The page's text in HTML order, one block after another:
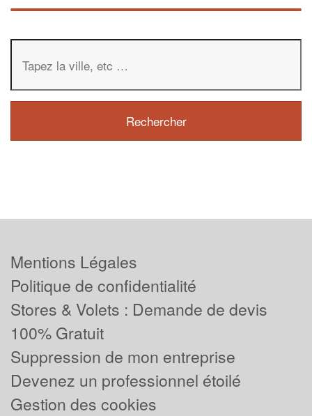
Mentions Légales
Politique de confidentialité
Stores & Volets : Demande de devis
100% Gratuit
Suppression de mon entreprise
Devenez un professionnel étoilé
Gestion des cookies